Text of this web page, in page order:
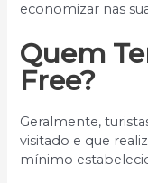
economizar nas
Quem
Free?
Geralmente,
visitado e que
mínimo